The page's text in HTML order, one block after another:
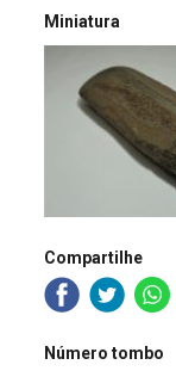
Miniatura
Compartilhe
Número tombo